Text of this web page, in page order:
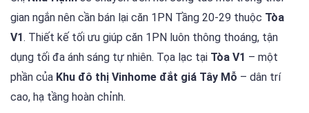
gian ngắn nên cần bán lại căn 1PN Tầng 20-29 thuộc Tòa
V1. Thiết kế tối ưu giúp căn 1PN luôn thông thoáng, tận
dụng tối đa ánh sáng tự nhiên. Tọa lạc tại Tòa V1 – một
phần của Khu đô thị Vinhome đắt giá Tây Mỗ – dân trí
cao, hạ tầng hoàn chỉnh.